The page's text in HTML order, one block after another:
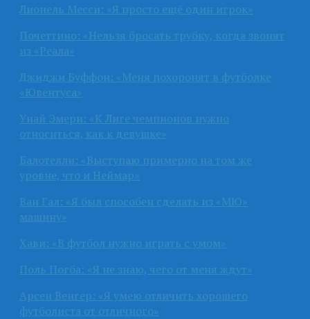
Лионель Месси: «Я просто ещё один игрок»
Почеттино: «Нельзя бросать трубку, когда звонят
из «Реала»
Джиджи Буффон: «Меня похоронят в футболке
«Ювентуса»
Унай Эмери: «К Лиге чемпионов нужно
относиться, как к девушке»
Балотелли: «Выступаю примерно на том же
уровне, что и Неймар»
Ван Гал: «Я был способен сделать из «МЮ»
машину»
Хави: «В футбол нужно играть с умом»
Поль Погба: «Я не знаю, чего от меня ждут»
Арсен Венгер: «Я умею отличить хорошего
футболиста от отличного»